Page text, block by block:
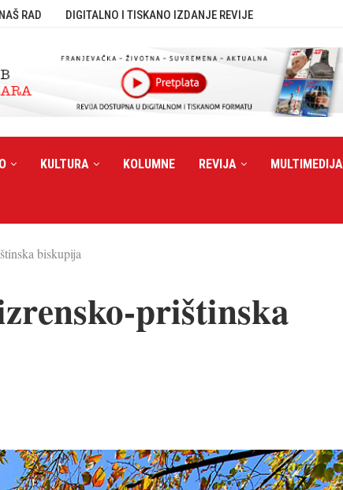
RAD DIGITALNO I TISKANO IZDANJE REVIJE
KULTURA KOLUMNE REVIJA MULTIMEDIJA
biskupija
prištinska